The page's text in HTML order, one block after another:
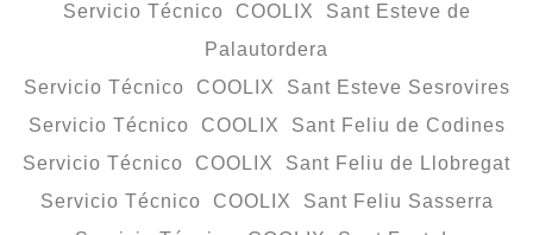
Servicio Técnico COOLIX Sant Esteve de
Palautordera
Servicio Técnico COOLIX Sant Esteve Sesrovires
Servicio Técnico COOLIX Sant Feliu de Codines
Servicio Técnico COOLIX Sant Feliu de Llobregat
Servicio Técnico COOLIX Sant Feliu Sasserra